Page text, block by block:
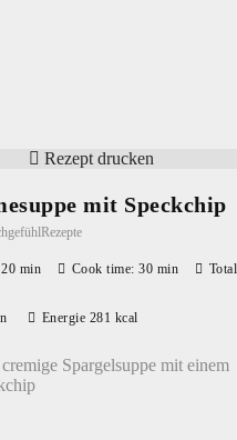
Rezept drucken
mit Speckchip
min Cook time: 30 min
Energie 281 kcal
Spargelsuppe mit einem